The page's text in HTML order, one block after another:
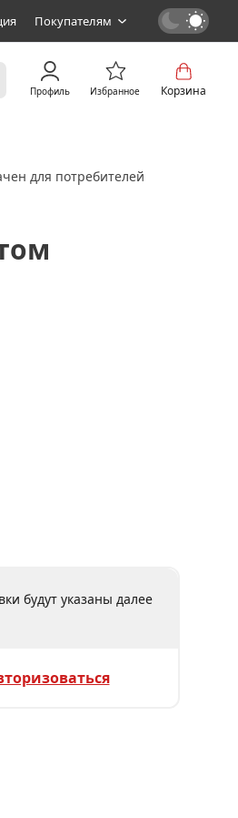
Покупателям
Профиль Избранное Корзина
для потребителей
будут указаны далее